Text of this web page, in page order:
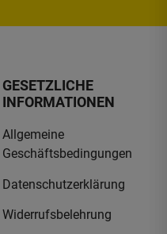
GESETZLICHE
INFORMATIONEN
Allgemeine
Geschäftsbedingungen
Datenschutzerklärung
Widerrufsbelehrung